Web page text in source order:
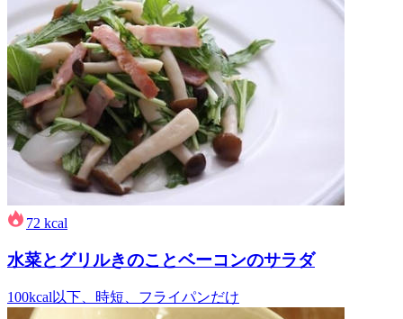
72 kcal
水菜とグリルきのことベーコンのサラダ
100kcal以下、時短、フライパンだけ